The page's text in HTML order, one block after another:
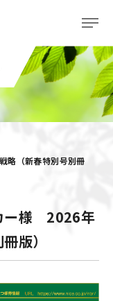
略（新春特別号別冊
ー様 2026年
版）